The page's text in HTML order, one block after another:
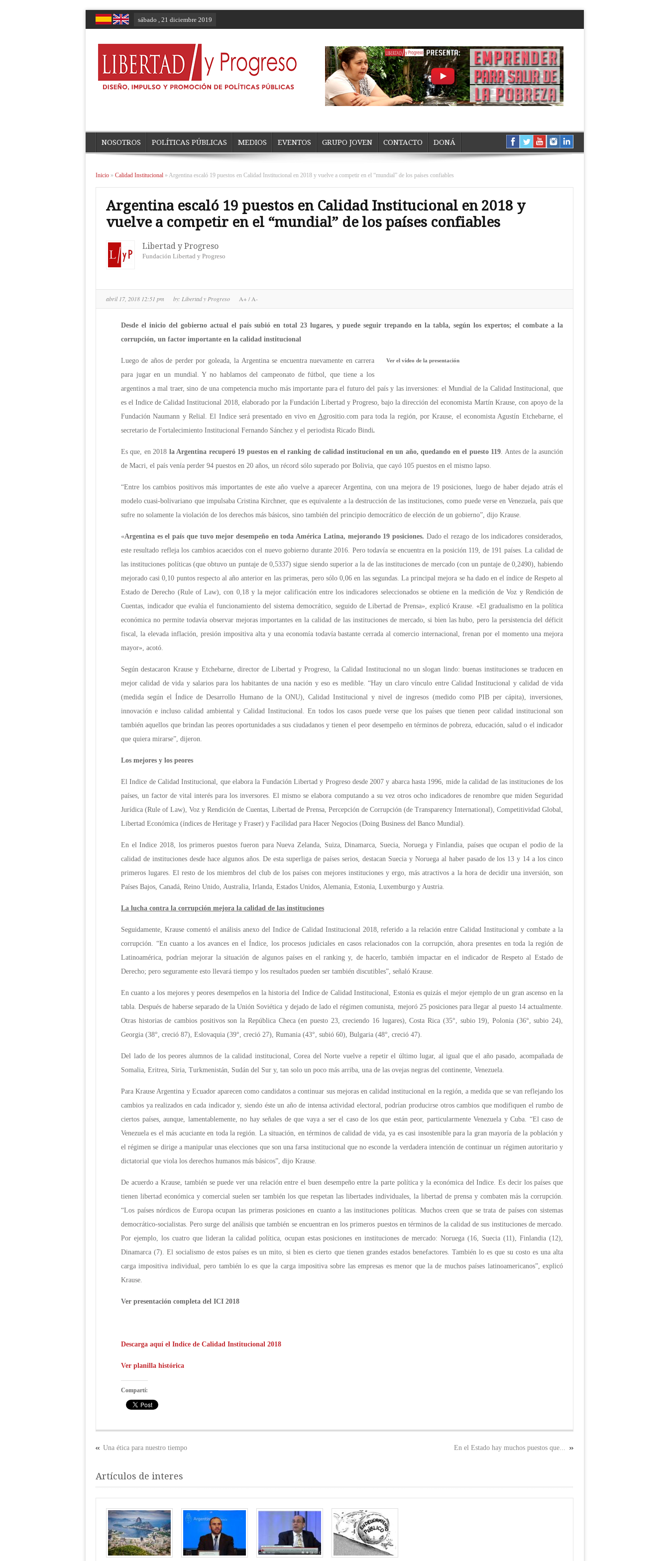
sábado , 21 diciembre 2019
NOSOTROS POLÍTICAS PÚBLICAS MEDIOS EVENTOS GRUPO JOVEN CONTACTO DONÁ
Inicio » Calidad Institucional » Argentina escaló 19 puestos en Calidad Institucional en 2018 y vuelve a competir en el “mundial” de los países confiables
Argentina escaló 19 puestos en Calidad Institucional en 2018 y
vuelve a competir en el “mundial” de los países confiables
Libertad y Progreso
Fundación Libertad y Progreso
abril 17, 2018 12:51 pm by: Libertad y Progreso A+/A-
Desde el inicio del gobierno actual el país subió en total 23 lugares, y puede seguir trepando en la tabla, según los expertos; el combate a la
corrupción, un factor importante en la calidad institucional
Ver el vídeo de la presentación
Luego de años de perder por goleada, la Argentina se encuentra nuevamente en carrera
para jugar en un mundial. Y no hablamos del campeonato de fútbol, que tiene a los
argentinos a mal traer, sino de una competencia mucho más importante para el futuro del país y las inversiones: el Mundial de la Calidad Institucional, que
es el Indice de Calidad Institucional 2018, elaborado por la Fundación Libertad y Progreso, bajo la dirección del economista Martín Krause, con apoyo de la
Fundación Naumann y Relial. El Indice será presentado en vivo en Agrositio.com para toda la región, por Krause, el economista Agustín Etchebarne, el
secretario de Fortalecimiento Institucional Fernando Sánchez y el periodista Ricado Bindi.
Es que, en 2018 la Argentina recuperó 19 puestos en el ranking de calidad institucional en un año, quedando en el puesto 119. Antes de la asunción
de Macri, el país venía perder 94 puestos en 20 años, un récord sólo superado por Bolivia, que cayó 105 puestos en el mismo lapso.
“Entre los cambios positivos más importantes de este año vuelve a aparecer Argentina, con una mejora de 19 posiciones, luego de haber dejado atrás el
modelo cuasi-bolivariano que impulsaba Cristina Kirchner, que es equivalente a la destrucción de las instituciones, como puede verse en Venezuela, país que
sufre no solamente la violación de los derechos más básicos, sino también del principio democrático de elección de un gobierno”, dijo Krause.
«Argentina es el país que tuvo mejor desempeño en toda América Latina, mejorando 19 posiciones. Dado el rezago de los indicadores considerados,
este resultado refleja los cambios acaecidos con el nuevo gobierno durante 2016. Pero todavía se encuentra en la posición 119, de 191 países. La calidad de
las instituciones políticas (que obtuvo un puntaje de 0,5337) sigue siendo superior a la de las instituciones de mercado (con un puntaje de 0,2490), habiendo
mejorado casi 0,10 puntos respecto al año anterior en las primeras, pero sólo 0,06 en las segundas. La principal mejora se ha dado en el índice de Respeto al
Estado de Derecho (Rule of Law), con 0,18 y la mejor calificación entre los indicadores seleccionados se obtiene en la medición de Voz y Rendición de
Cuentas, indicador que evalúa el funcionamiento del sistema democrático, seguido de Libertad de Prensa», explicó Krause. «El gradualismo en la política
económica no permite todavía observar mejoras importantes en la calidad de las instituciones de mercado, si bien las hubo, pero la persistencia del déficit
fiscal, la elevada inflación, presión impositiva alta y una economía todavía bastante cerrada al comercio internacional, frenan por el momento una mejora
mayor», acotó.
Según destacaron Krause y Etchebarne, director de Libertad y Progreso, la Calidad Institucional no un slogan lindo: buenas instituciones se traducen en
mejor calidad de vida y salarios para los habitantes de una nación y eso es medible. “Hay un claro vínculo entre Calidad Institucional y calidad de vida
(medida según el Índice de Desarrollo Humano de la ONU), Calidad Institucional y nivel de ingresos (medido como PIB per cápita), inversiones,
innovación e incluso calidad ambiental y Calidad Institucional. En todos los casos puede verse que los países que tienen peor calidad institucional son
también aquellos que brindan las peores oportunidades a sus ciudadanos y tienen el peor desempeño en términos de pobreza, educación, salud o el indicador
que quiera mirarse”, dijeron.
Los mejores y los peores
El Indice de Calidad Institucional, que elabora la Fundación Libertad y Progreso desde 2007 y abarca hasta 1996, mide la calidad de las instituciones de los
países, un factor de vital interés para los inversores. El mismo se elabora computando a su vez otros ocho indicadores de renombre que miden Seguridad
Jurídica (Rule of Law), Voz y Rendición de Cuentas, Libertad de Prensa, Percepción de Corrupción (de Transparency International), Competitividad Global,
Libertad Económica (índices de Heritage y Fraser) y Facilidad para Hacer Negocios (Doing Business del Banco Mundial).
En el Indice 2018, los primeros puestos fueron para Nueva Zelanda, Suiza, Dinamarca, Suecia, Noruega y Finlandia, países que ocupan el podio de la
calidad de instituciones desde hace algunos años. De esta superliga de países serios, destacan Suecia y Noruega al haber pasado de los 13 y 14 a los cinco
primeros lugares. El resto de los miembros del club de los países con mejores instituciones y ergo, más atractivos a la hora de decidir una inversión, son
Países Bajos, Canadá, Reino Unido, Australia, Irlanda, Estados Unidos, Alemania, Estonia, Luxemburgo y Austria.
La lucha contra la corrupción mejora la calidad de las instituciones
Seguidamente, Krause comentó el análisis anexo del Indice de Calidad Institucional 2018, referido a la relación entre Calidad Institucional y combate a la
corrupción. “En cuanto a los avances en el Índice, los procesos judiciales en casos relacionados con la corrupción, ahora presentes en toda la región de
Latinoamérica, podrían mejorar la situación de algunos países en el ranking y, de hacerlo, también impactar en el indicador de Respeto al Estado de
Derecho; pero seguramente esto llevará tiempo y los resultados pueden ser también discutibles”, señaló Krause.
En cuanto a los mejores y peores desempeños en la historia del Indice de Calidad Institucional, Estonia es quizás el mejor ejemplo de un gran ascenso en la
tabla. Después de haberse separado de la Unión Soviética y dejado de lado el régimen comunista, mejoró 25 posiciones para llegar al puesto 14 actualmente.
Otras historias de cambios positivos son la República Checa (en puesto 23, creciendo 16 lugares), Costa Rica (35°, subio 19), Polonia (36°, subio 24),
Georgia (38°, creció 87), Eslovaquia (39°, creció 27), Rumania (43°, subió 60), Bulgaria (48°, creció 47).
Del lado de los peores alumnos de la calidad institucional, Corea del Norte vuelve a repetir el último lugar, al igual que el año pasado, acompañada de
Somalia, Eritrea, Siria, Turkmenistán, Sudán del Sur y, tan solo un poco más arriba, una de las ovejas negras del continente, Venezuela.
Para Krause Argentina y Ecuador aparecen como candidatos a continuar sus mejoras en calidad institucional en la región, a medida que se van reflejando los
cambios ya realizados en cada indicador y, siendo éste un año de intensa actividad electoral, podrían producirse otros cambios que modifiquen el rumbo de
ciertos países, aunque, lamentablemente, no hay señales de que vaya a ser el caso de los que están peor, particularmente Venezuela y Cuba. “El caso de
Venezuela es el más acuciante en toda la región. La situación, en términos de calidad de vida, ya es casi insostenible para la gran mayoría de la población y
el régimen se dirige a manipular unas elecciones que son una farsa institucional que no esconde la verdadera intención de continuar un régimen autoritario y
dictatorial que viola los derechos humanos más básicos”, dijo Krause.
De acuerdo a Krause, también se puede ver una relación entre el buen desempeño entre la parte política y la económica del Indice. Es decir los países que
tienen libertad económica y comercial suelen ser también los que respetan las libertades individuales, la libertad de prensa y combaten más la corrupción.
“Los países nórdicos de Europa ocupan las primeras posiciones en cuanto a las instituciones políticas. Muchos creen que se trata de países con sistemas
democrático-socialistas. Pero surge del análisis que también se encuentran en los primeros puestos en términos de la calidad de sus instituciones de mercado.
Por ejemplo, los cuatro que lideran la calidad política, ocupan estas posiciones en instituciones de mercado: Noruega (16, Suecia (11), Finlandia (12),
Dinamarca (7). El socialismo de estos países es un mito, si bien es cierto que tienen grandes estados benefactores. También lo es que su costo es una alta
carga impositiva individual, pero también lo es que la carga impositiva sobre las empresas es menor que la de muchos países latinoamericanos”, explicó
Krause.
Ver presentación completa del ICI 2018
Descarga aquí el Indice de Calidad Institucional 2018
Ver planilla histórica
Compartí:
En el Estado hay muchos puestos que...
Una ética para nuestro tiempo
Artículos de interes